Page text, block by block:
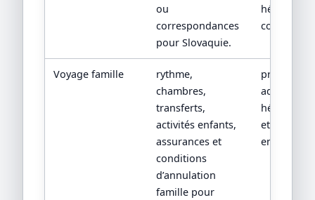
ou
correspondances
pour Slovaquie.
confirmés.
Voyage famille
rythme,
chambres,
transferts,
activités enfants,
assurances et
conditions
d’annulation
famille pour
adapté,
et
enfants.